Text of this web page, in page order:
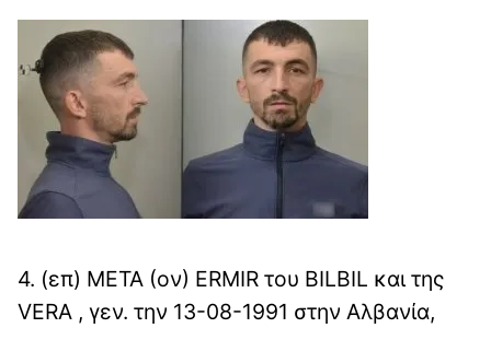
4. (επ) META (ον) ERMIR του BILBIL και της
VERA , γεν. την 13-08-1991 στην Αλβανία,